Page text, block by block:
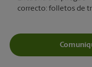
correcto: folletos de